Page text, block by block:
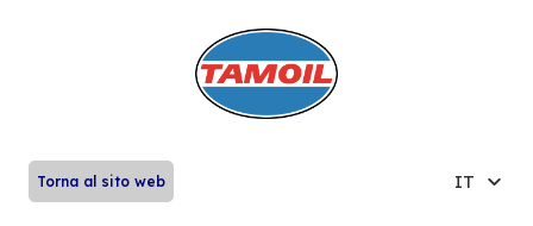
Torna al sito web IT